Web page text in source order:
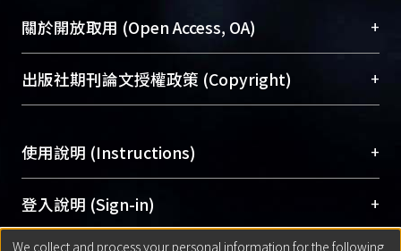
成果。
To permanently archive and promote researcher
profiles and scholarly works, Library integrates the
services of “NTU Repository” with “Academic
Sciences Library)
關於開放取用 (Open Access, OA) +
開放取用是從使用者角度提升資訊取用性的社會運
動，應用在學術研究上是透過將研究著作公開供使
用逐年攀升。同時可加速研究發展、提升研究影響
Archive）平台。 （點選深入了解OA）
出版社期刊論文授權政策 (Copyright) +
含部分內容的版權非匯入者所有，或由第三方贊
助與合作完成，請確認該版權所有者及第三方同
意提供此授權。
Please represent that the submission is your
original work, and that you have the right to
使用說明 (Instructions) +
網站簡介(Quickstart Guide)
使用手冊(Instruction Manual)
登入說明 (Sign-in) +
We collect and process your personal information for the following